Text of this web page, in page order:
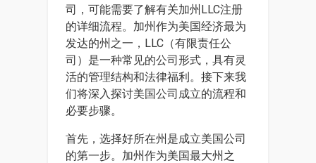
司，可能需要了解有关加州LLC注册
的详细流程。加州作为美国经济最为
发达的州之一，LLC（有限责任公
司）是一种常见的公司形式，具有灵
活的管理结构和法律福利。接下来我
们将深入探讨美国公司成立的流程和
必要步骤。
首先，选择好所在州是成立美国公司
的第一步。加州作为美国最大州之